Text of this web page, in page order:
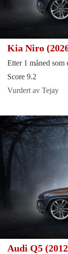
Kia Niro
Etter 1 måned som
Score 9.2
Vurdert av Tejay
Audi Q5